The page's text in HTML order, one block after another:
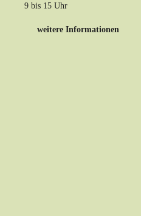
bis 15 Uhr
weitere Informationen